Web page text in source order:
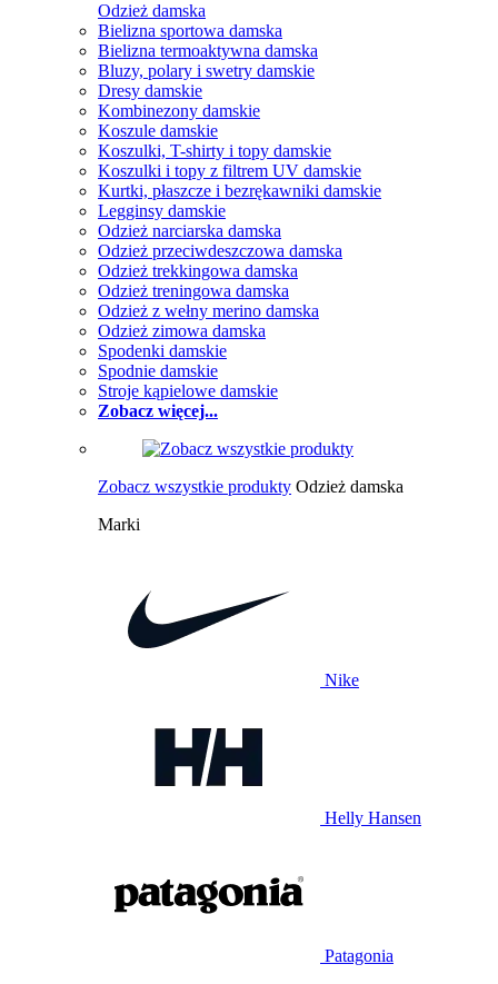
Odzież damska
Bielizna sportowa damska
Bielizna termoaktywna damska
Bluzy, polary i swetry damskie
Dresy damskie
Kombinezony damskie
Koszule damskie
Koszulki, T-shirty i topy damskie
Koszulki i topy z filtrem UV damskie
Kurtki, płaszcze i bezrękawniki damskie
Legginsy damskie
Odzież narciarska damska
Odzież przeciwdeszczowa damska
Odzież trekkingowa damska
Odzież treningowa damska
Odzież z wełny merino damska
Odzież zimowa damska
Spodenki damskie
Spodnie damskie
Stroje kąpielowe damskie
Zobacz więcej...
Zobacz wszystkie produkty Odzież damska
Marki
Nike
Helly Hansen
Patagonia